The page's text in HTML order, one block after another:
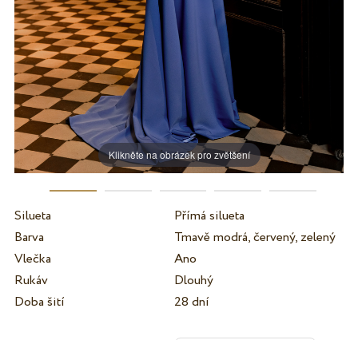
Klikněte na obrázek pro zvětšení
Silueta
Přímá silueta
Barva
Tmavě modrá, červený, zelený
Vlečka
Ano
Rukáv
Dlouhý
Doba šití
28 dní